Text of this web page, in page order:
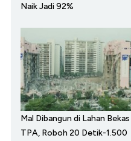
Naik Jadi 92%
Mal Dibangun di Lahan Bekas
TPA, Roboh 20 Detik-1.500